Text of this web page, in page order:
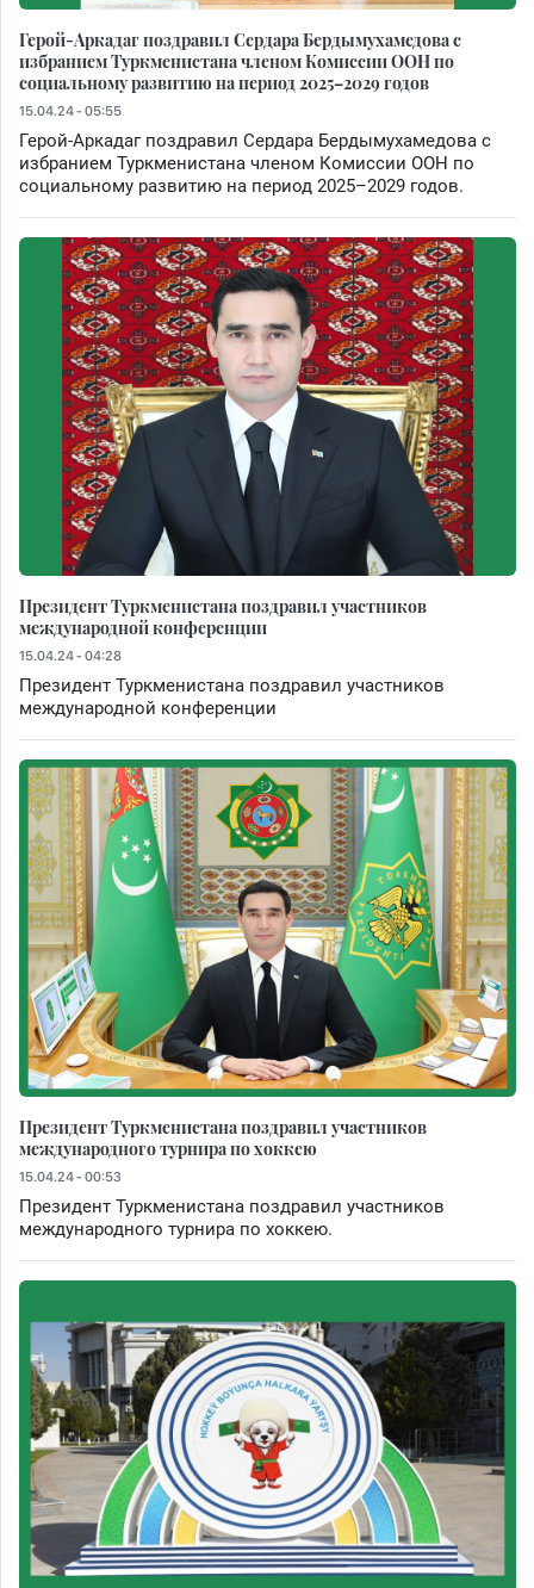
Герой-Аркадаг поздравил Сердара Бердымухамедова с
избранием Туркменистана членом Комиссии ООН по
социальному развитию на период 2025–2029 годов
15.04.24 - 05:55
Герой-Аркадаг поздравил Сердара Бердымухамедова с
избранием Туркменистана членом Комиссии ООН по
социальному развитию на период 2025–2029 годов.
Президент Туркменистана поздравил участников
международной конференции
15.04.24 - 04:28
Президент Туркменистана поздравил участников
международной конференции
Президент Туркменистана поздравил участников
международного турнира по хоккею
15.04.24 - 00:53
Президент Туркменистана поздравил участников
международного турнира по хоккею.